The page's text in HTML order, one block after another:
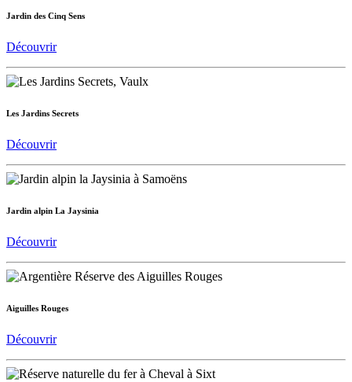
Jardin des Cinq Sens
Découvrir
Les Jardins Secrets
Découvrir
Jardin alpin La Jaysinia
Découvrir
Aiguilles Rouges
Découvrir